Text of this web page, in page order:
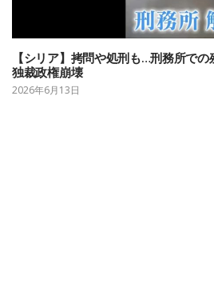
【シリア】拷問や処刑も…刑務所で
独裁政権崩壊
2026年6月13日